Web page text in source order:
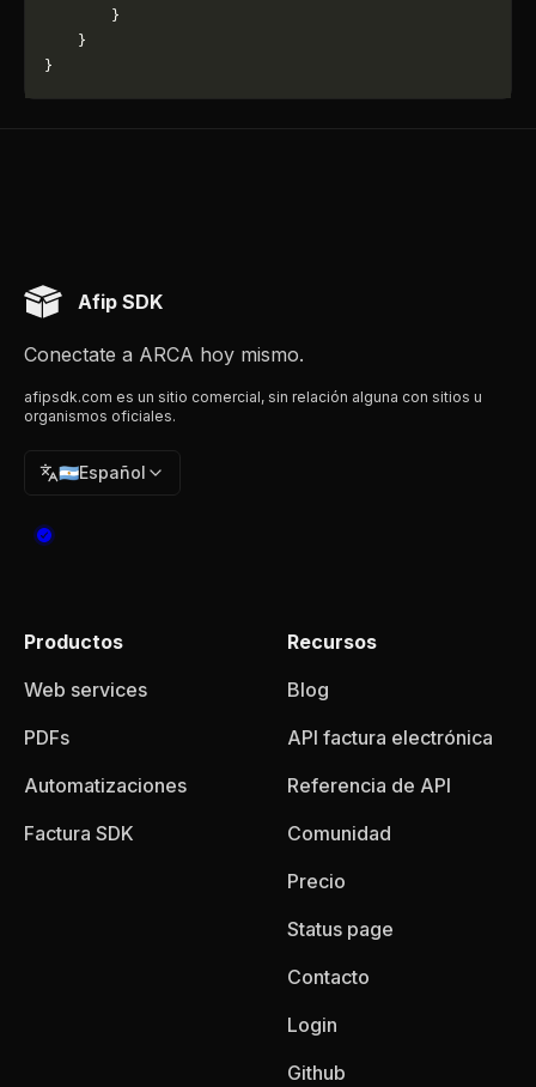
        }
    }
}
Afip SDK
Conectate a ARCA hoy mismo.
afipsdk.com es un sitio comercial, sin relación alguna con sitios u
organismos oficiales.
🇦🇷Español
Productos
Web services
PDFs
Automatizaciones
Factura SDK
Recursos
Blog
API factura electrónica
Referencia de API
Comunidad
Precio
Status page
Contacto
Login
Github